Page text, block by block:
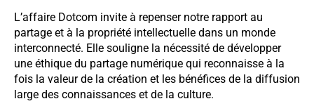
L’affaire Dotcom invite à repenser notre rapport au
partage et à la propriété intellectuelle dans un monde
interconnecté. Elle souligne la nécessité de développer
une éthique du partage numérique qui reconnaisse à la
fois la valeur de la création et les bénéfices de la diffusion
large des connaissances et de la culture.